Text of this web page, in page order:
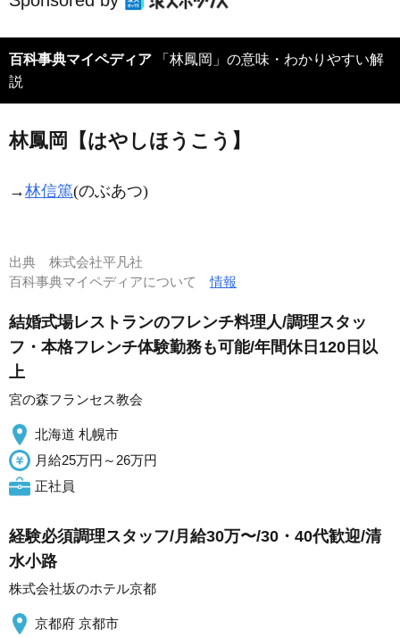
百科事典マイペディア
説
林鳳岡【はやしほうこう】
→林信篤(のぶあつ)
出典 株式会社平凡社
百科事典マイペディアについて情報
結婚式場レストランのフレンチ料理人/調理スタッ
フ・本格フレンチ体験勤務も可能/年間休日120日以
上
宮の森フランセス教会
北海道 札幌市
月給25万円～26万円
正社員
経験必須調理スタッフ/月給30万〜/30・40代歓迎/清
水小路
株式会社坂のホテル京都
京都府 京都市